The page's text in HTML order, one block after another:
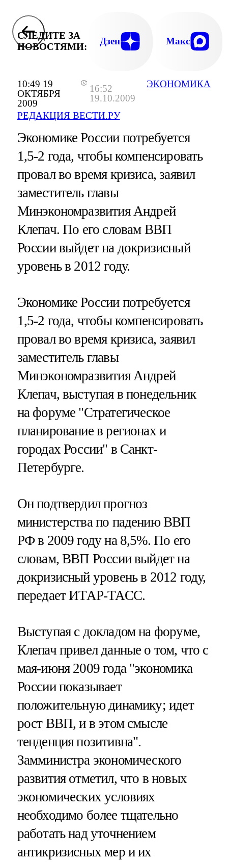
10:49 19
ОКТЯБРЯ
2009
16:52
19.10.2009
РЕДАКЦИЯ ВЕСТИ.РУ
ЭКОНОМИКА
СЛЕДИТЕ ЗА
НОВОСТЯМИ:
Дзен Макс
Экономике России потребуется
1,5-2 года, чтобы компенсировать
провал во время кризиса, заявил
заместитель главы
Минэкономразвития Андрей
Клепач. По его словам ВВП
России выйдет на докризисный
уровень в 2012 году.
Экономике России потребуется
1,5-2 года, чтобы компенсировать
провал во время кризиса, заявил
заместитель главы
Минэкономразвития Андрей
Клепач, выступая в понедельник
на форуме "Стратегическое
планирование в регионах и
городах России" в Санкт-
Петербурге.
Он подтвердил прогноз
министерства по падению ВВП
РФ в 2009 году на 8,5%. По его
словам, ВВП России выйдет на
докризисный уровень в 2012 году,
передает ИТАР-ТАСС.
Выступая с докладом на форуме,
Клепач привел данные о том, что с
мая-июня 2009 года "экономика
России показывает
положительную динамику; идет
рост ВВП, и в этом смысле
тенденция позитивна".
Замминистра экономического
развития отметил, что в новых
экономических условиях
необходимо более тщательно
работать над уточнением
антикризисных мер и их